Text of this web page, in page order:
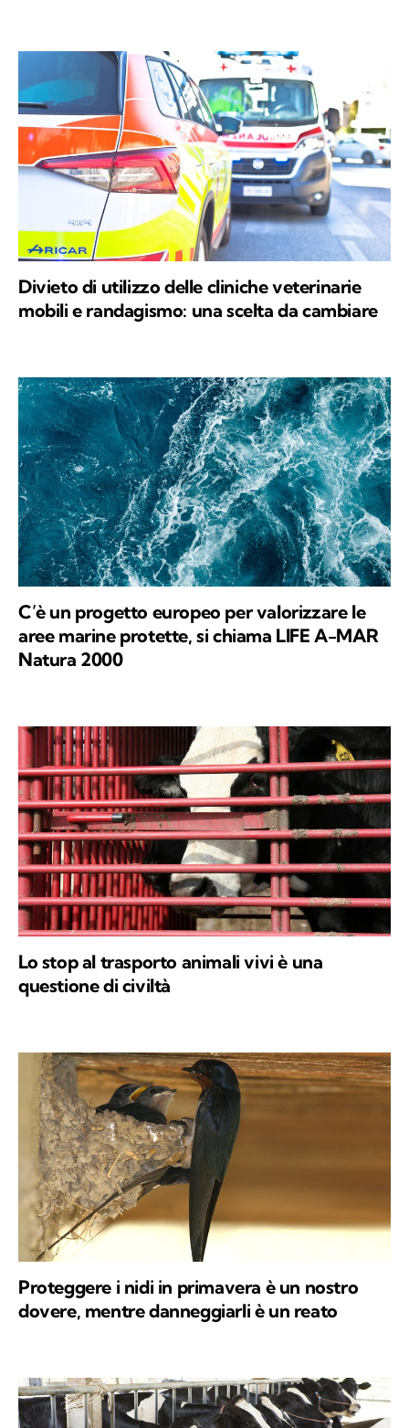
Divieto di utilizzo delle cliniche veterinarie
mobili e randagismo: una scelta da cambiare
C’è un progetto europeo per valorizzare le
aree marine protette, si chiama LIFE A-MAR
Natura 2000
Lo stop al trasporto animali vivi è una
questione di civiltà
Proteggere i nidi in primavera è un nostro
dovere, mentre danneggiarli è un reato